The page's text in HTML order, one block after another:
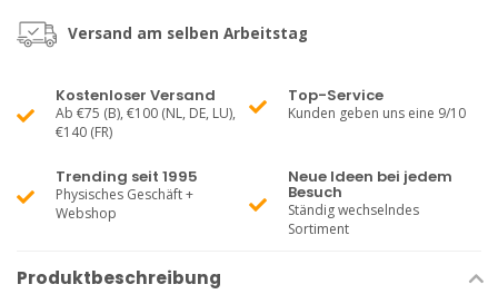
Versand am selben Arbeitstag
Kostenloser Versand
Ab €75 (B), €100 (NL, DE, LU),
€140 (FR)
Top-Service
Kunden geben uns eine 9/10
Trending seit 1995
Physisches Geschäft +
Webshop
Neue Ideen bei jedem
Besuch
Ständig wechselndes
Sortiment
Produktbeschreibung